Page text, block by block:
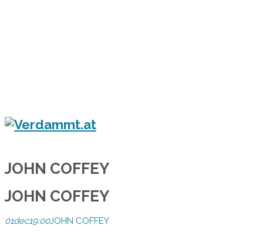
JOHN COFFEY
JOHN COFFEY
01dec19:00JOHN COFFEY